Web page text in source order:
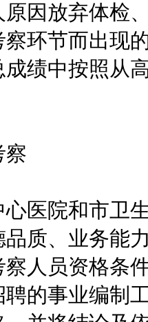
原因放弃体检
察环节而出现
绩中按照从
院和市卫生
质、业务能
人员资格条
的事业编制